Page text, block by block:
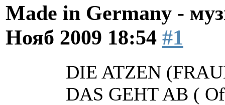
Made in Germany -
Нояб 2009 18:54 #1
DIE ATZEN
DAS GEHT AB (